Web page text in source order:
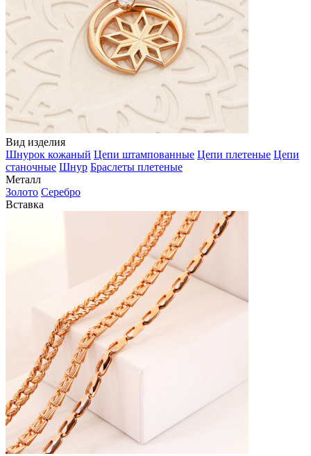
Вид изделия
Шнурок кожаный Цепи штампованные Цепи плетеные Цепи
станочные Шнур Браслеты плетеные
Металл
Золото Серебро
Вставка